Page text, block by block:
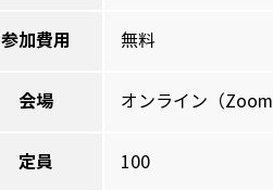
参加費用 無料
会場 オンライン（Zoom
定員 100